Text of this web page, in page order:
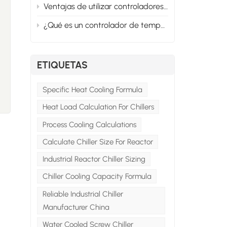
Ventajas de utilizar controladores de temperatura de aceite para el calentamiento de moldes
¿Qué es un controlador de temperatura de aceite y sus usos industriales?
ETIQUETAS
Specific Heat Cooling Formula
Heat Load Calculation For Chillers
Process Cooling Calculations
Calculate Chiller Size For Reactor
Industrial Reactor Chiller Sizing
Chiller Cooling Capacity Formula
Reliable Industrial Chiller
Manufacturer China
Water Cooled Screw Chiller